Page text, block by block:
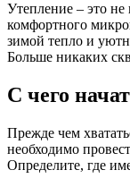
Утепление – это не
комфортного
зимой тепло и
Больше никаких
С чего
Прежде чем
необходимо
Определите, где